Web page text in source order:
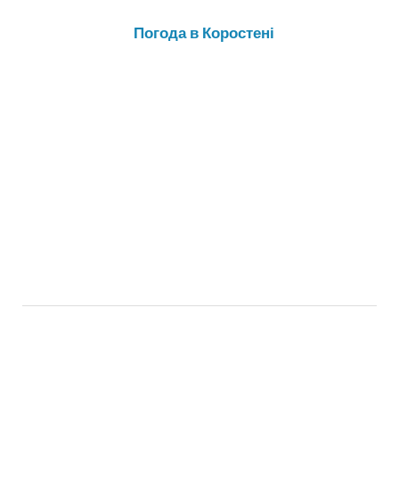
Погода в Коростені